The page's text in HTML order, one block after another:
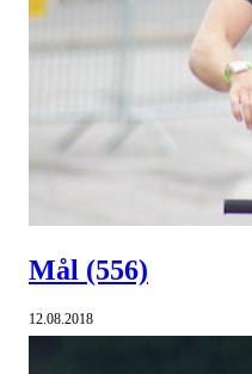
Mål (556)
12.08.2018